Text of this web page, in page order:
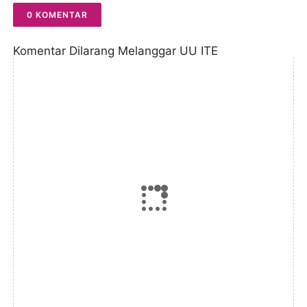
0 KOMENTAR
Komentar Dilarang Melanggar UU ITE